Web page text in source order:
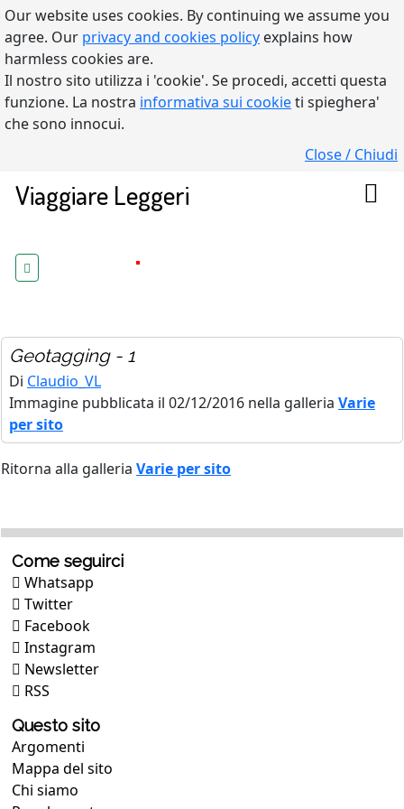
Our website uses cookies. By continuing we assume you
agree. Our privacy and cookies policy explains how
harmless cookies are.
Il nostro sito utilizza i 'cookie'. Se procedi, accetti questa
funzione. La nostra informativa sui cookieti spieghera'
che sono innocui.
Close / Chiudi
Viaggiare Leggeri
Geotagging - 1
Di Claudio_VL
Immagine pubblicata il 02/12/2016 nella galleria Varie
per sito
Ritorna alla galleria Varie per sito
Come seguirci
Whatsapp
Twitter
Facebook
Instagram
Newsletter
RSS
Questo sito
Argomenti
Mappa del sito
Chi siamo